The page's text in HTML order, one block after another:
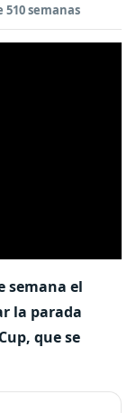
510 semanas
semana el
la parada
que se